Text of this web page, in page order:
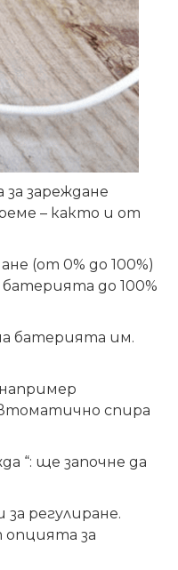
зареждане
– както и от
(от 0% до 100%)
до 100%
батерията им.
спира
“: ще започне да
регулиране.
опцията за